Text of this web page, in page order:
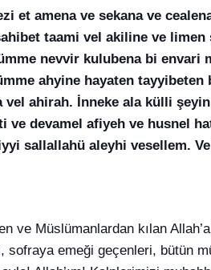
et amena ve sekana ve
taami vel akiline ve limen
nevvir kulubena bi envari
ahyine hayaten tayyibeten
ahirah. İnneke ala külli
ve devamel afiyeh ve husnel
sallallahü aleyhi vesellem.
ve Müslümanlardan kılan
sofraya emeği geçenleri, bütün